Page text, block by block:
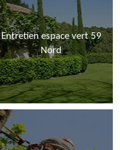
Entretien espace vert 59
Nord